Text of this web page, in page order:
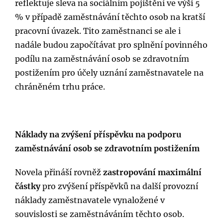
reflektuje sleva na sociálním pojištění ve výši 5
% v případě zaměstnávání těchto osob na kratší
pracovní úvazek. Tito zaměstnanci se ale i
nadále budou započítávat pro splnění povinného
podílu na zaměstnávání osob se zdravotním
postižením pro účely uznání zaměstnavatele na
chráněném trhu práce.
Náklady na zvýšení příspěvku na podporu
zaměstnávání osob se zdravotním postižením
Novela přináší rovněžzastropování maximální
částkypro zvýšení příspěvků na další provozní
náklady zaměstnavatele vynaložené v
souvislosti se zaměstnáváním těchto osob.